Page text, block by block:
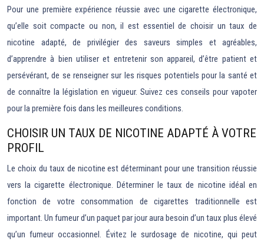
Pour une première expérience réussie avec une cigarette électronique,
qu’elle soit compacte ou non, il est essentiel de choisir un taux de
nicotine adapté, de privilégier des saveurs simples et agréables,
d’apprendre à bien utiliser et entretenir son appareil, d’être patient et
persévérant, de se renseigner sur les risques potentiels pour la santé et
de connaître la législation en vigueur. Suivez ces conseils pour vapoter
pour la première fois dans les meilleures conditions.
CHOISIR UN TAUX DE NICOTINE ADAPTÉ À VOTRE
PROFIL
Le choix du taux de nicotine est déterminant pour une transition réussie
vers la cigarette électronique. Déterminer le taux de nicotine idéal en
fonction de votre consommation de cigarettes traditionnelle est
important. Un fumeur d’un paquet par jour aura besoin d’un taux plus élevé
qu’un fumeur occasionnel. Évitez le surdosage de nicotine, qui peut